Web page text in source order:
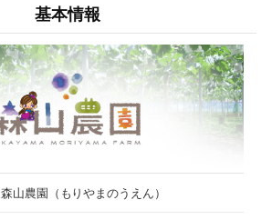
基本情報
森山農園（もりやまのうえん）